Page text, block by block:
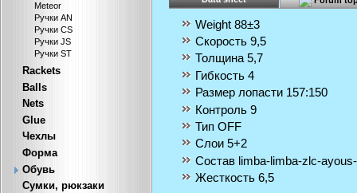
Meteor
Ручки AN
Ручки CS
Ручки JS
Ручки ST
Rackets
Balls
Nets
Glue
Чехлы
Форма
Обувь
Сумки, рюкзаки
Weight 88±3
Скорость 9,5
Толщина5,7
Гибкость 4
Размер лопасти 157:150
Контроль 9
Тип OFF
Слои 5+2
Состав limba-limba-zlc-
Жесткость 6,5